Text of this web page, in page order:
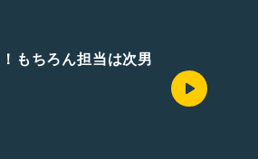
もちろん担当は次男